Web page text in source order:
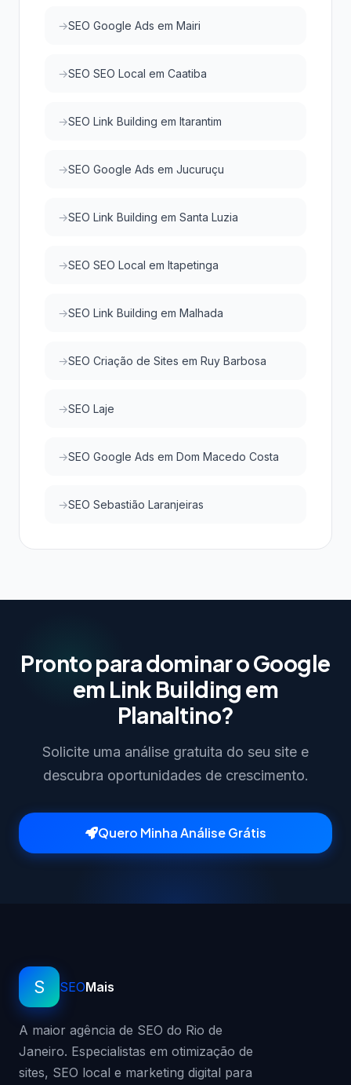
SEO Google Ads em Mairi
SEO SEO Local em Caatiba
SEO Link Building em Itarantim
SEO Google Ads em Jucuruçu
SEO Link Building em Santa Luzia
SEO SEO Local em Itapetinga
SEO Link Building em Malhada
SEO Criação de Sites em Ruy Barbosa
SEO Laje
SEO Google Ads em Dom Macedo Costa
SEO Sebastião Laranjeiras
Pronto para dominar o Google
em Link Building em
Planaltino?
Solicite uma análise gratuita do seu site e
descubra oportunidades de crescimento.
Quero Minha Análise Grátis
S SEOMais
A maior agência de SEO do Rio de
Janeiro. Especialistas em otimização de
sites, SEO local e marketing digital para